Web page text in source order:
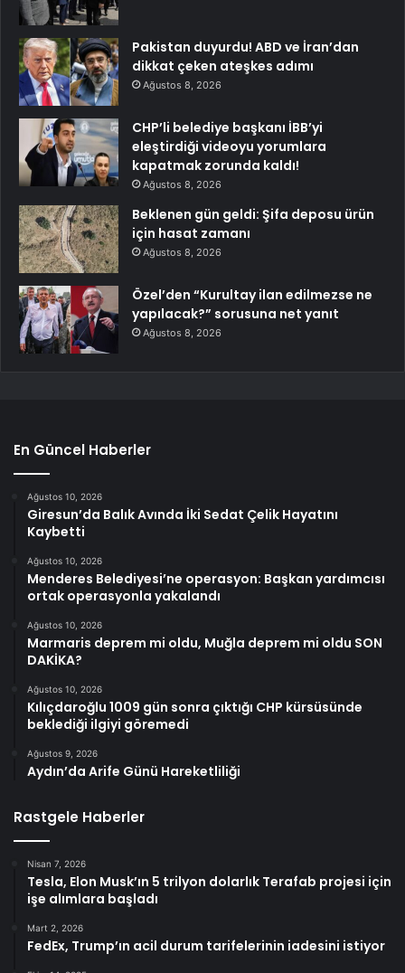
Pakistan duyurdu! ABD ve İran’dan
dikkat çeken ateşkes adımı
Ağustos 8, 2026
CHP’li belediye başkanı İBB’yi
eleştirdiği videoyu yorumlara
kapatmak zorunda kaldı!
Ağustos 8, 2026
Beklenen gün geldi: Şifa deposu ürün
için hasat zamanı
Ağustos 8, 2026
Özel’den “Kurultay ilan edilmezse ne
yapılacak?” sorusuna net yanıt
Ağustos 8, 2026
En Güncel Haberler
Ağustos 10, 2026
Giresun’da Balık Avında İki Sedat Çelik Hayatını
Kaybetti
Ağustos 10, 2026
Menderes Belediyesi’ne operasyon: Başkan yardımcısı
ortak operasyonla yakalandı
Ağustos 10, 2026
Marmaris deprem mi oldu, Muğla deprem mi oldu SON
DAKİKA?
Ağustos 10, 2026
Kılıçdaroğlu 1009 gün sonra çıktığı CHP kürsüsünde
beklediği ilgiyi göremedi
Ağustos 9, 2026
Aydın’da Arife Günü Hareketliliği
Rastgele Haberler
Nisan 7, 2026
Tesla, Elon Musk’ın 5 trilyon dolarlık Terafab projesi için
işe alımlara başladı
Mart 2, 2026
FedEx, Trump’ın acil durum tarifelerinin iadesini istiyor